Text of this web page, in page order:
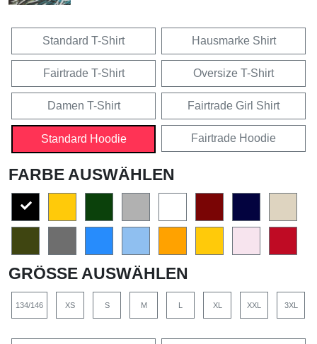
Standard T-Shirt Hausmarke Shirt
Fairtrade T-Shirt Oversize T-Shirt
Damen T-Shirt Fairtrade Girl Shirt
Standard Hoodie Fairtrade Hoodie
FARBE AUSWÄHLEN
GRÖSSE AUSWÄHLEN
134/146 XS S M L XL XXL 3XL